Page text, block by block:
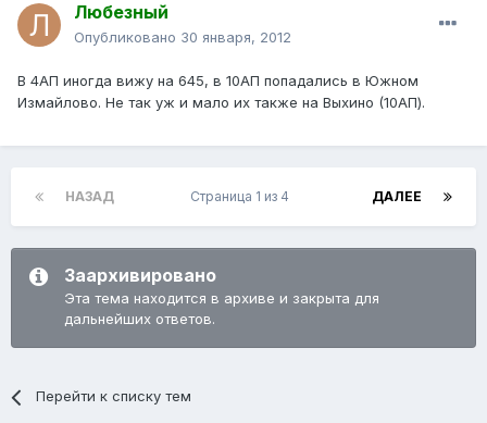
Любезный
Опубликовано 30 января, 2012
В 4АП иногда вижу на 645, в 10АП попадались в Южном
Измайлово. Не так уж и мало их также на Выхино (10АП).
НАЗАД ДАЛЕЕ
Страница 1 из 4
Заархивировано
Эта тема находится в архиве и закрыта для
дальнейших ответов.
Перейти к списку тем